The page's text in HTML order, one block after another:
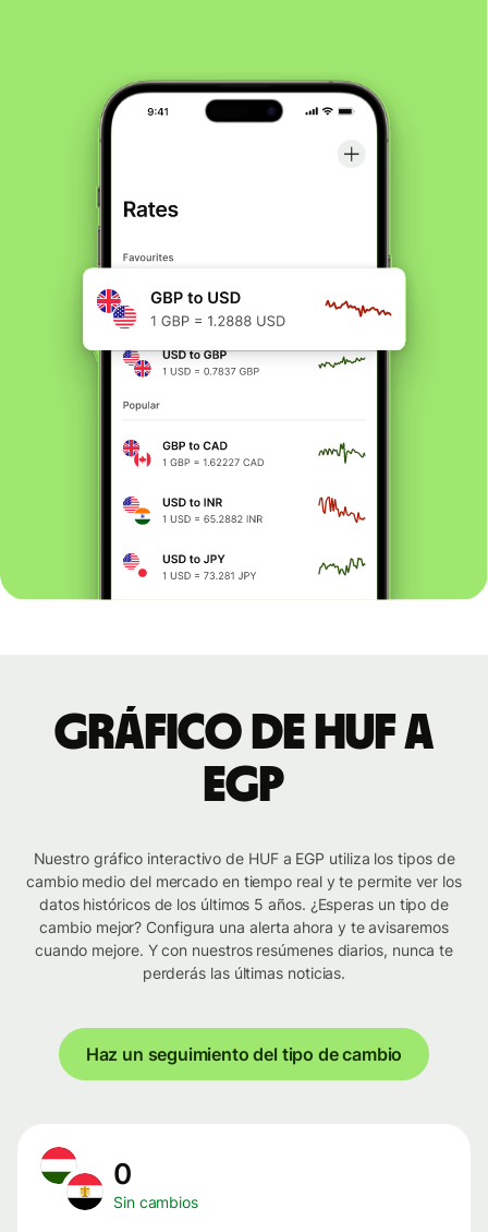
Gráfico de HUF a
EGP
Nuestro gráfico interactivo de HUF a EGP utiliza los tipos de
cambio medio del mercado en tiempo real y te permite ver los
datos históricos de los últimos 5 años. ¿Esperas un tipo de
cambio mejor? Configura una alerta ahora y te avisaremos
cuando mejore. Y con nuestros resúmenes diarios, nunca te
perderás las últimas noticias.
Haz un seguimiento del tipo de cambio
0
Sin cambios